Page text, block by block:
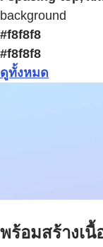
background
#f8f8f8
#f8f8f8
ดูทั้งหมด
พร้อมสร้างเ